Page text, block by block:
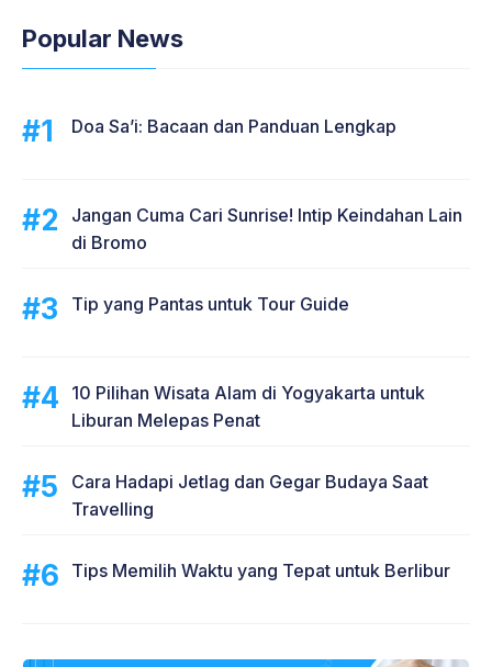
Popular News
Doa Sa’i: Bacaan dan Panduan Lengkap
Jangan Cuma Cari Sunrise! Intip Keindahan Lain
di Bromo
Tip yang Pantas untuk Tour Guide
10 Pilihan Wisata Alam di Yogyakarta untuk
Liburan Melepas Penat
Cara Hadapi Jetlag dan Gegar Budaya Saat
Travelling
Tips Memilih Waktu yang Tepat untuk Berlibur